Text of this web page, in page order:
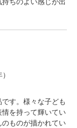
す。様々な子ども
を持って輝いてい
ものが描かれてい